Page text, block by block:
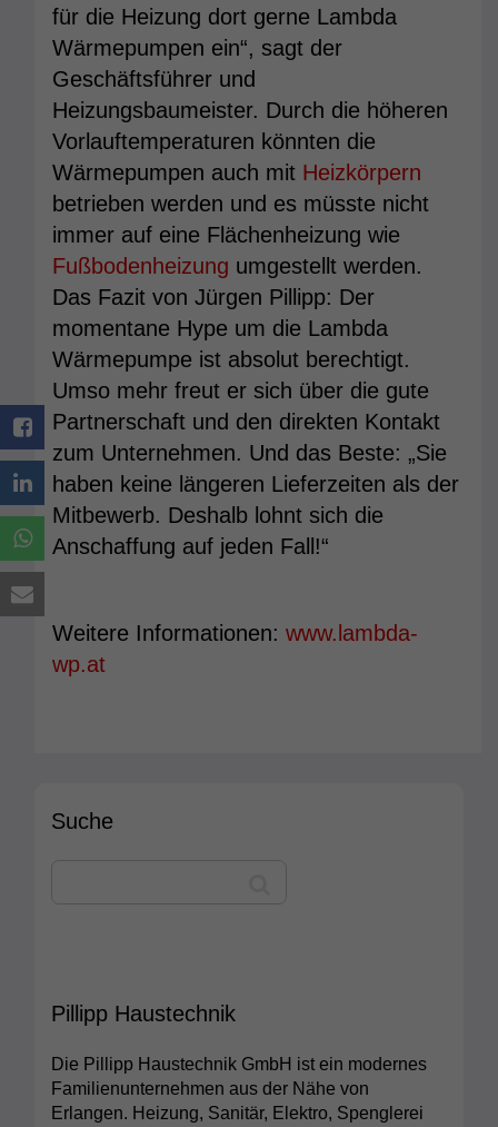
für die Heizung dort gerne Lambda
Wärmepumpen ein“, sagt der
Geschäftsführer und
Heizungsbaumeister. Durch die höheren
Vorlauftemperaturen könnten die
Wärmepumpen auch mit Heizkörpern
betrieben werden und es müsste nicht
immer auf eine Flächenheizung wie
Fußbodenheizung umgestellt werden.
Das Fazit von Jürgen Pillipp: Der
momentane Hype um die Lambda
Wärmepumpe ist absolut berechtigt.
Umso mehr freut er sich über die gute
Partnerschaft und den direkten Kontakt
zum Unternehmen. Und das Beste: „Sie
haben keine längeren Lieferzeiten als der
Mitbewerb. Deshalb lohnt sich die
Anschaffung auf jeden Fall!“
Weitere Informationen: www.lambda-
wp.at
Suche
Pillipp Haustechnik
Die Pillipp Haustechnik GmbH ist ein modernes
Familienunternehmen aus der Nähe von
Erlangen. Heizung, Sanitär, Elektro, Spenglerei